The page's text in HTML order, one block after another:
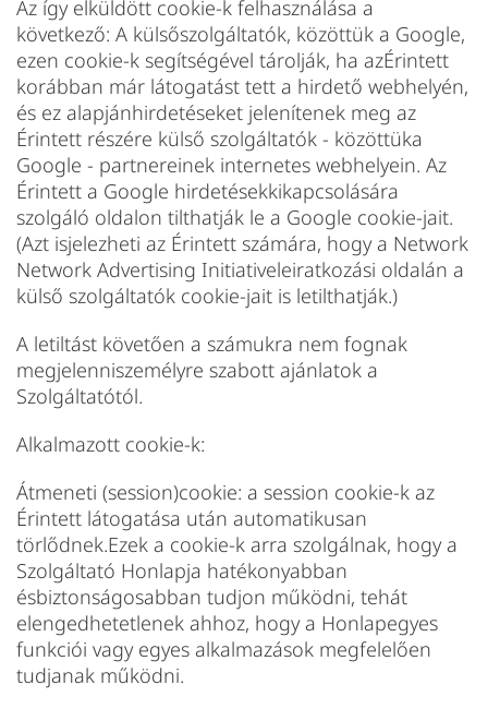
Az így elküldött cookie-k felhasználása a
következő: A külsőszolgáltatók, közöttük a Google,
ezen cookie-k segítségével tárolják, ha azÉrintett
korábban már látogatást tett a hirdető webhelyén,
és ez alapjánhirdetéseket jelenítenek meg az
Érintett részére külső szolgáltatók - közöttüka
Google - partnereinek internetes webhelyein. Az
Érintett a Google hirdetésekkikapcsolására
szolgáló oldalon tilthatják le a Google cookie-jait.
(Azt isjelezheti az Érintett számára, hogy a Network
Network Advertising Initiativeleiratkozási oldalán a
külső szolgáltatók cookie-jait is letilthatják.)
A letiltást követően a számukra nem fognak
megjelenniszemélyre szabott ajánlatok a
Szolgáltatótól.
Alkalmazott cookie-k:
Átmeneti (session)cookie: a session cookie-k az
Érintett látogatása után automatikusan
törlődnek.Ezek a cookie-k arra szolgálnak, hogy a
Szolgáltató Honlapja hatékonyabban
ésbiztonságosabban tudjon működni, tehát
elengedhetetlenek ahhoz, hogy a Honlapegyes
funkciói vagy egyes alkalmazások megfelelően
tudjanak működni.